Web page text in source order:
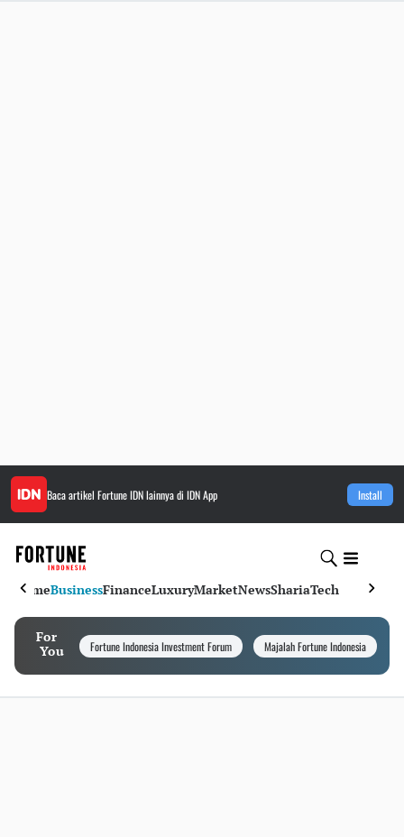
Baca artikel Fortune IDNlainnya di IDN App Install
HomeBusinessFinanceLuxuryMarketNewsShariaTech
For
You
Fortune Indonesia Investment Forum Majalah Fortune Indonesia